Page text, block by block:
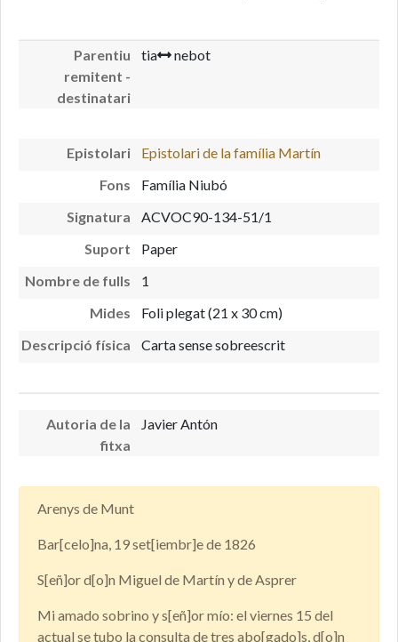
Parentiu
remitent -
destinatari
tia nebot
Epistolari
Epistolari de la família Martín
Fons
Família Niubó
Signatura
ACVOC90-134-51/1
Suport
Paper
Nombre de fulls
1
Mides
Foli plegat (21 x 30 cm)
Descripció física
Carta sense sobreescrit
Autoria de la
fitxa
Javier Antón
Arenys de Munt
Bar[celo]na, 19 set[iembr]e de 1826
S[eñ]or d[o]n Miguel de Martín y de Asprer
Mi amado sobrino y s[eñ]or mío: el viernes 15 del
actual se tubo la consulta de tres abo[gado]s, d[o]n